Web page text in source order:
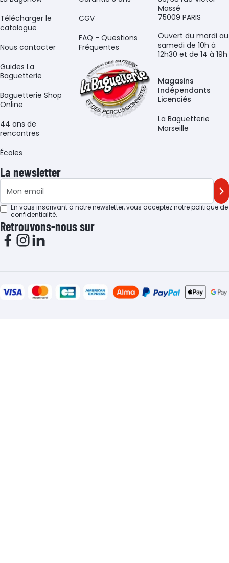
​Télécharger le
catalogue
Nous contacter
Guides La
Baguetterie
Baguetterie Shop
Online
44 ans de
rencontres
Écoles
CGV
FAQ - Questions
Fréquentes
Massé
75009 PARIS
Ouvert du mardi au
samedi de 10h à
12h30 et de 14 à 19h
Magasins
Indépendants
Licenciés
La Baguetterie
Marseille
La newsletter
Adresse e-mail
En vous inscrivant à notre newsletter, vous acceptez notrepolitique de
confidentialité.
Retrouvons-nous sur